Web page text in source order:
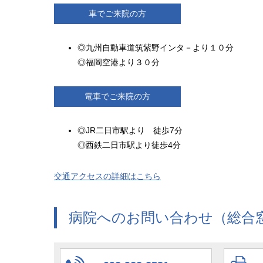
車でご来院の方
◎九州自動車道筑紫野インタ－より１０分
◎福岡空港より３０分
電車でご来院の方
◎JR二日市駅より 徒歩7分
◎西鉄二日市駅より徒歩4分
交通アクセスの詳細はこちら
病院へのお問い合わせ（総合